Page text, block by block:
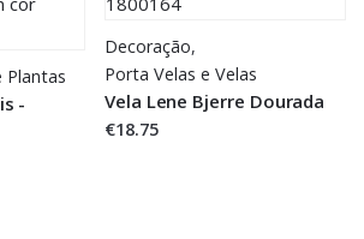
Plantas
-
Decoração,
Porta Velas e Velas
Vela Lene Bjerre Dourada
€18.75